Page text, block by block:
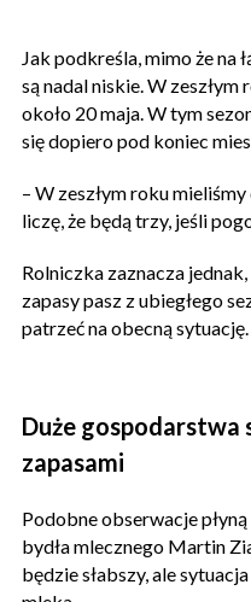
Jak podkreśla, mimo że na
są nadal niskie. W
około 20 maja. W tym
się dopiero pod koniec
– W zeszłym roku
liczę, że będą trzy, jeśli
Rolniczka zaznacza
zapasy pasz z ubiegłego
patrzeć na obecną sytuację.
Duże gospodarstwa
zapasami
Podobne obserwacje
bydła mlecznego Martin
będzie słabszy, ale